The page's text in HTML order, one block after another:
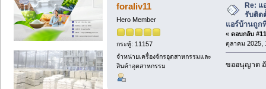
foraliv11
Hero Member
กระทู้: 11157
จำหน่ายเครื่องจักรอุตสาหกรรมและ
สินค้าอุตสาหกรรม
Re: แ
รับติด
แอร์บ้านถูก
« ตอบกลับ
ตุลาคม 2025,
ขออนุญาต